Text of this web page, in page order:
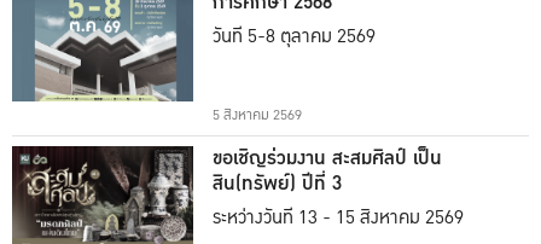
วันที่ 5-8 ตุลาคม 2569
5 สิงหาคม 2569
ขอเชิญร่วมงาน สะสมศิลป์ เป็น
สิน(ทรัพย์) ปีที่ 3
ระหว่างวันที่ 13 - 15 สิงหาคม 2569